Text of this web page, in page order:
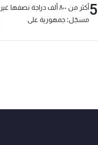
5
أكثر من ٨٠٠ ألف دراجة نصفها غير
مسجّل: جمهورية على